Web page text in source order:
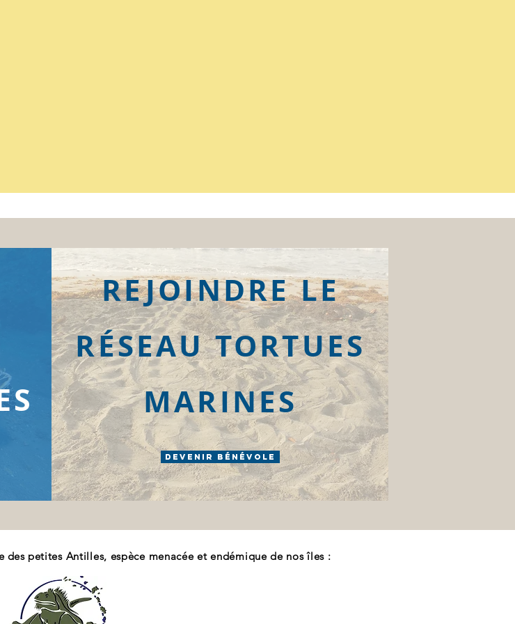
REJOINDRE LE
RÉSEAU TORTUES
MARINES
devenir bénévole
des petites Antilles, espèce menacée et endémique de nos îles :